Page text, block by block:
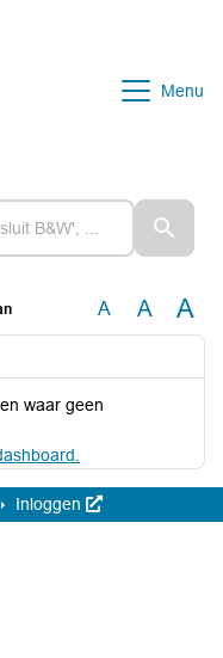
Menu
A A A
waar geen
Inloggen